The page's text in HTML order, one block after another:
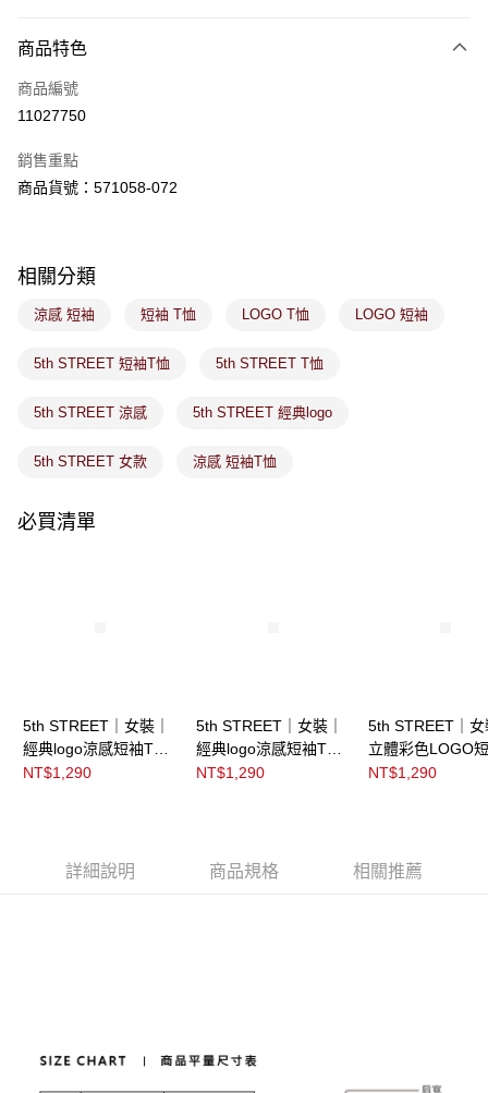
１．於結帳方式選擇「AFTEE先享後付」後，將跳轉至「AFTEE先享後付」
２．訂單成立數日內，您將收到繳費通知簡訊。
３．收到繳費通知簡訊後14天內，點擊此簡訊中的連結，可透過四大超商／
購買商品的店家。未經商家同意取消之訂單仍視為有效，需透過AFTEE先享
後付繳納相關費用。
【注意事項】
易，需依本服務之必要範圍內提供個人資料，並將交易相關給付款項請求債
２．關於個人資料處理事宜，請瀏覽以下網址：
「AFTEE先享後付」，若未經同意申辦者引起之損失，本公司不負相關責
４．使用「AFTEE先享後付」時，將依據個別帳號之用戶狀況，依本公司即
５．嚴禁一人註冊多個帳號或使用他人資訊註冊。若發現惡意使用之情形，
免運費
免運費
7-11取貨付款
免運費
宅配
免運費
商品特色
商品編號
11027750
銷售重點
商品貨號：571058-072
相關分類
涼感 短袖 短袖 T恤 LOGO T恤 LOGO 短袖
5th STREET 短袖T恤 5th STREET T恤
5th STREET 涼感 5th STREET 經典logo
5th STREET 女款 涼感 短袖T恤
必買清單
5th STREET｜女裝｜
經典logo涼感短袖T恤
｜黑灰色
NT$1,290
5th STREET｜女裝｜
經典logo涼感短袖T恤
｜淺灰色
NT$1,290
5th STREET｜女
立體彩色LOGO
恤｜灰色
NT$1,290
詳細說明 商品規格 相關推薦